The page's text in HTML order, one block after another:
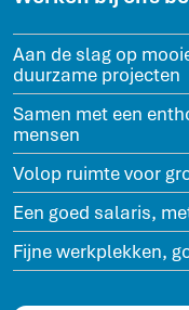
Aan de slag op
duurzame projecten
Samen met een
mensen
Volop ruimte voor
Een goed salaris,
Fijne werkplekken,